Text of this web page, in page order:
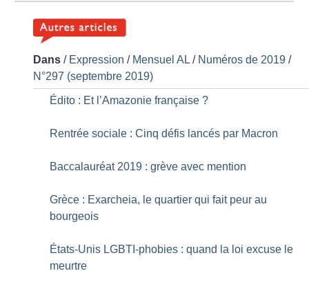
Dans / Expression / Mensuel AL/ Numéros de 2019 /
N°297 (septembre 2019)
Édito : Et l’Amazonie française ?
Rentrée sociale : Cinq défis lancés par Macron
Baccalauréat 2019 : grève avec mention
Grèce : Exarcheia, le quartier qui fait peur au
bourgeois
États-Unis LGBTI-phobies : quand la loi excuse le
meurtre